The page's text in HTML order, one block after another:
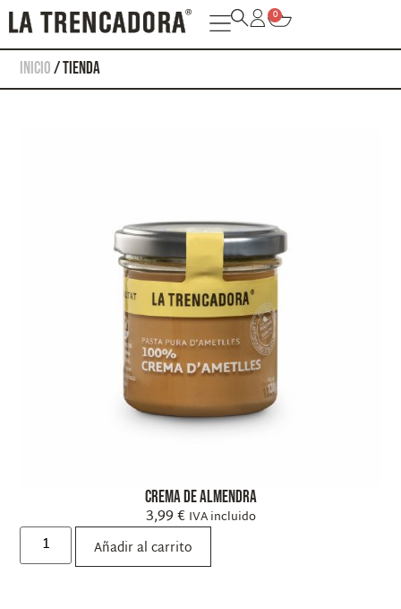
0
Inicio/ TIENDA
Crema de almendra
3,99€ IVA incluido
Añadir al carrito